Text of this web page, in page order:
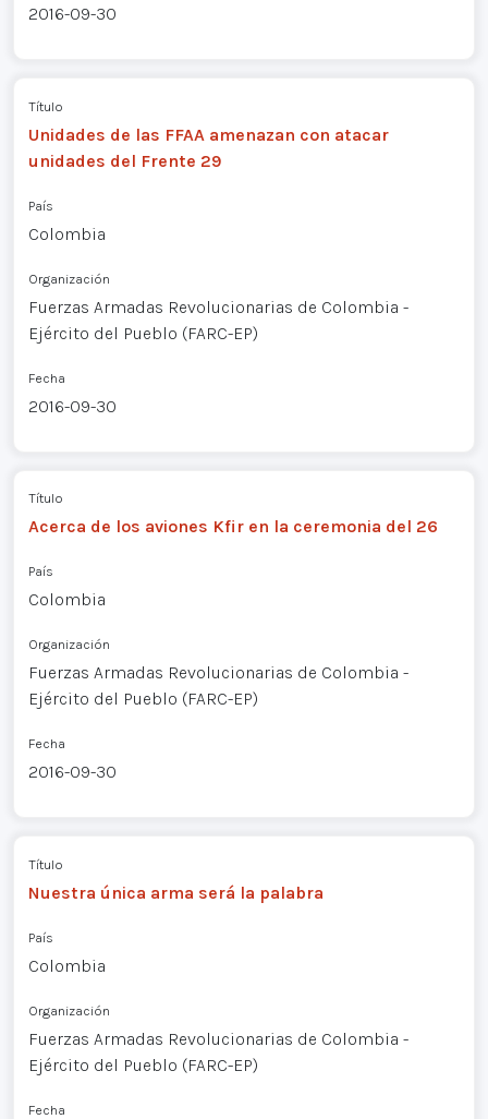
2016-09-30
Título
Unidades de las FFAA amenazan con atacar
unidades del Frente 29
País
Colombia
Organización
Fuerzas Armadas Revolucionarias de Colombia -
Ejército del Pueblo (FARC-EP)
Fecha
2016-09-30
Título
Acerca de los aviones Kfir en la ceremonia del 26
País
Colombia
Organización
Fuerzas Armadas Revolucionarias de Colombia -
Ejército del Pueblo (FARC-EP)
Fecha
2016-09-30
Título
Nuestra única arma será la palabra
País
Colombia
Organización
Fuerzas Armadas Revolucionarias de Colombia -
Ejército del Pueblo (FARC-EP)
Fecha